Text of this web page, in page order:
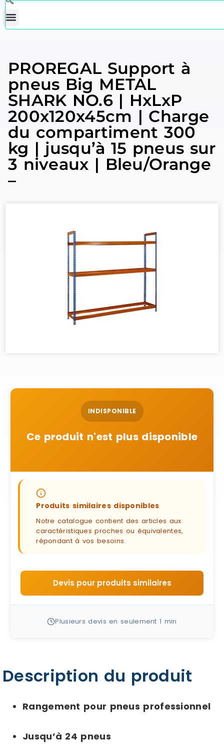
PROREGAL Support à
pneus Big METAL
SHARK NO.6 | HxLxP
200x120x45cm | Charge
du compartiment 300
kg | jusqu’à 15 pneus sur
3 niveaux | Bleu/Orange
–
INDISPONIBLE
Ce produit n'est plus disponible
Produits similaires disponibles
Notre catalogue contient des articles aux
caractéristiques proches ou équivalentes,
répondant à vos besoins.
Devis pour produits similaires
Plusieurs devis en seulement 1 min
Description du produit
Rangement pour pneus professionnel
Jusqu’à 24 pneus